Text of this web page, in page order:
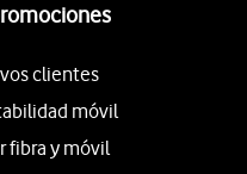
clientes
móvil
fibra y móvil